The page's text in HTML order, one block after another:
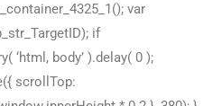
var
if
‘html, body’ ).delay( 0 );
scrollTop: